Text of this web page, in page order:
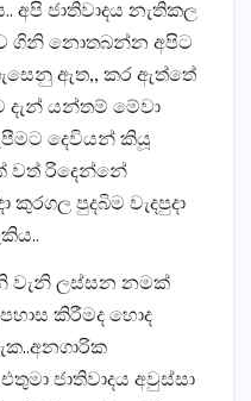
අපි ජාතිවාදය නැතිකල
ගිනි නොතබන්න අපිට
ඇත,, කර ඇත්තේ
දැන් යන්තම් මේවා
දෙවියන් කියූ
වත් රිදෙන්නේ
පුදබිම වැදපුදා
වැනි ලස්සන නමක්
කිරීමද හොද
ජාතිවාදය අවුස්සා